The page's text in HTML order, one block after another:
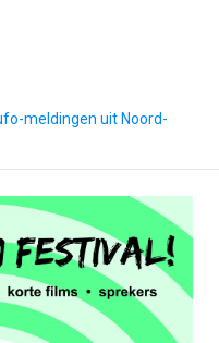
meldingen uit Noord-